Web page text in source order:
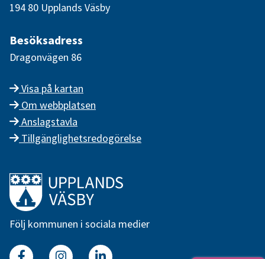
194 80 Upplands Väsby
Besöksadress
Dragonvägen 86
Visa på kartan
Om webbplatsen
Anslagstavla
Tillgänglighetsredogörelse
Länk till startsidan
Följ kommunen i sociala medier